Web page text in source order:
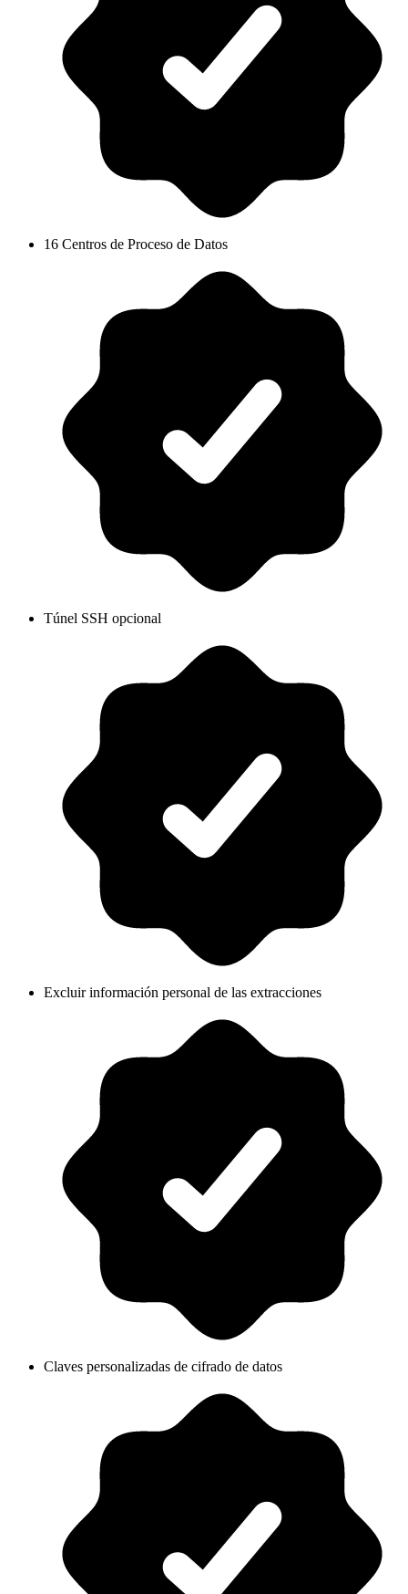
16 Centros de Proceso de Datos
Túnel SSH opcional
Excluir información personal de las extracciones
Claves personalizadas de cifrado de datos